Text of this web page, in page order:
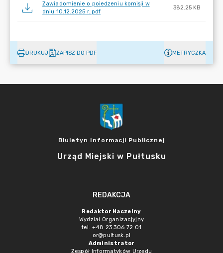
Zawiadomienie o poiedzeniu komisji w
dniu 10.12.2025 r..pdf
382.25 KB
DRUKUJ ZAPISZ DO PDF METRYCZKA
Biuletyn Informacji Publicznej
Urząd Miejski w Pułtusku
REDAKCJA
Redaktor Naczelny
Wydział Organizacjyjny
tel. +48 23 306 72 01
or@pultusk.pl
Administrator
Zespół Informatyków Urzędu